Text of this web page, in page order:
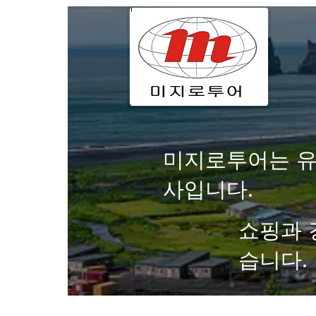
미지로투어는
사입니다.
쇼핑과
습니다.